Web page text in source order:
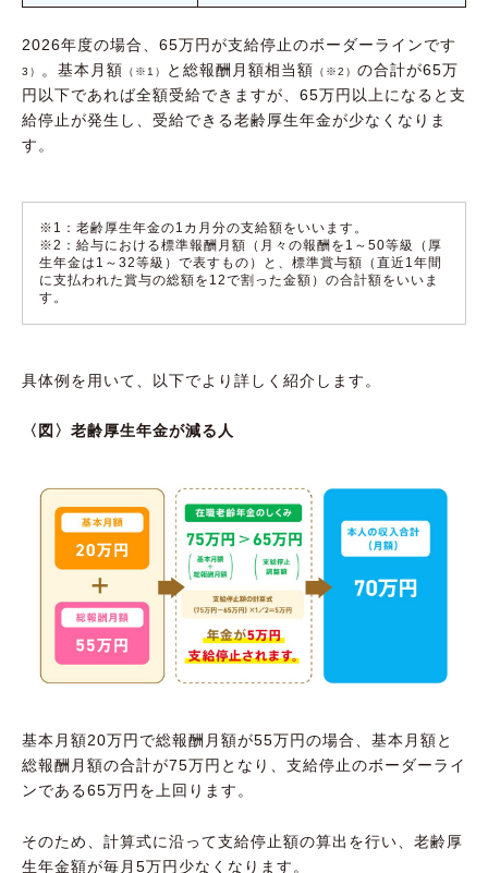
2026年度の場合、65万円が支給停止のボーダーラインです
3） 。基本月額 （※1） と総報酬月額相当額 （※2） の合計が65万
円以下であれば全額受給できますが、65万円以上になると支
給停止が発生し、受給できる老齢厚生年金が少なくなりま
す。
※1：老齢厚生年金の1カ月分の支給額をいいます。
※2：給与における標準報酬月額（月々の報酬を1～50等級（厚
生年金は1～32等級）で表すもの）と、標準賞与額（直近1年間
に支払われた賞与の総額を12で割った金額）の合計額をいいま
す。
具体例を用いて、以下でより詳しく紹介します。
〈図〉老齢厚生年金が減る人
基本月額20万円で総報酬月額が55万円の場合、基本月額と
総報酬月額の合計が75万円となり、支給停止のボーダーライ
ンである65万円を上回ります。
そのため、計算式に沿って支給停止額の算出を行い、老齢厚
生年金額が毎月5万円少なくなります。